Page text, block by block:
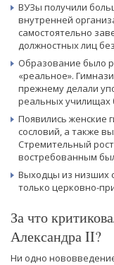
ВУЗы получили
внутренней
самостоятельно
должностных лиц
Образование было
«реальное».
прежнему делали
реальных училищах
Появились женские
сословий, а также
Стремительный
востребованным
Выходцы из низших
только церковно-
За что
Александра II?
Ни одно